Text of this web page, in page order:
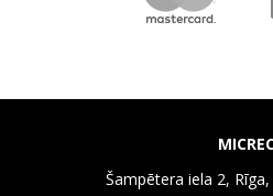
Šampētera iela 2,